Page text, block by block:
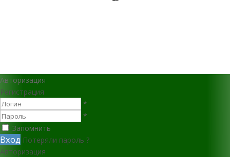
Авторизация
Регистрация
*
*
Запомнить
Вход Потеряли пароль ?
Авторизация